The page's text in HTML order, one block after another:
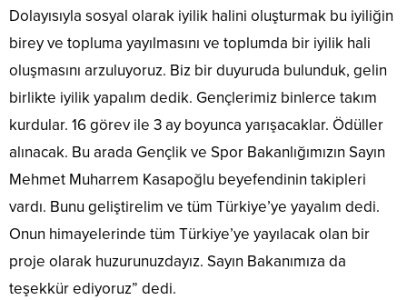
Dolayısıyla sosyal olarak iyilik halini oluşturmak bu iyiliğin
birey ve topluma yayılmasını ve toplumda bir iyilik hali
oluşmasını arzuluyoruz. Biz bir duyuruda bulunduk, gelin
birlikte iyilik yapalım dedik. Gençlerimiz binlerce takım
kurdular. 16 görev ile 3 ay boyunca yarışacaklar. Ödüller
alınacak. Bu arada Gençlik ve Spor Bakanlığımızın Sayın
Mehmet Muharrem Kasapoğlu beyefendinin takipleri
vardı. Bunu geliştirelim ve tüm Türkiye’ye yayalım dedi.
Onun himayelerinde tüm Türkiye’ye yayılacak olan bir
proje olarak huzurunuzdayız. Sayın Bakanımıza da
teşekkür ediyoruz” dedi.